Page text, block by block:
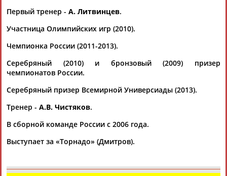
ТАБЛО АКТИВНОСТИ
Адресов в новостной рассылке: 996
Первый тренер - А. Литвинцев.
Участница Олимпийских игр (2010).
Чемпионка России (2011-2013).
Серебряный (2010) и бронзовый (2009) призер
чемпионатов России.
Серебряный призер Всемирной Универсиады (2013).
Тренер - А.В. Чистяков.
В сборной команде России с 2006 года.
Выступает за «Торнадо» (Дмитров).